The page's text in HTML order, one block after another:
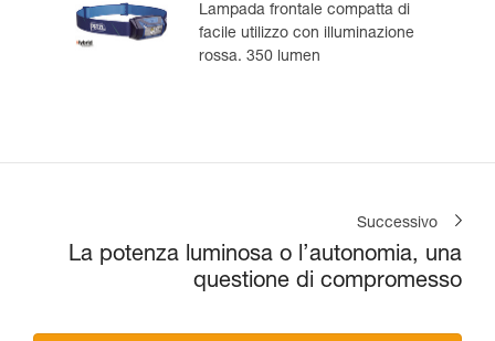
Lampada frontale compatta di
facile utilizzo con illuminazione
rossa. 350 lumen
Successivo
La potenza luminosa o l’autonomia, una
questione di compromesso